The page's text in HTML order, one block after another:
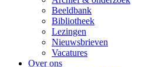
Beeldbank
Bibliotheek
Lezingen
Nieuwsbrieven
Vacatures
Over ons